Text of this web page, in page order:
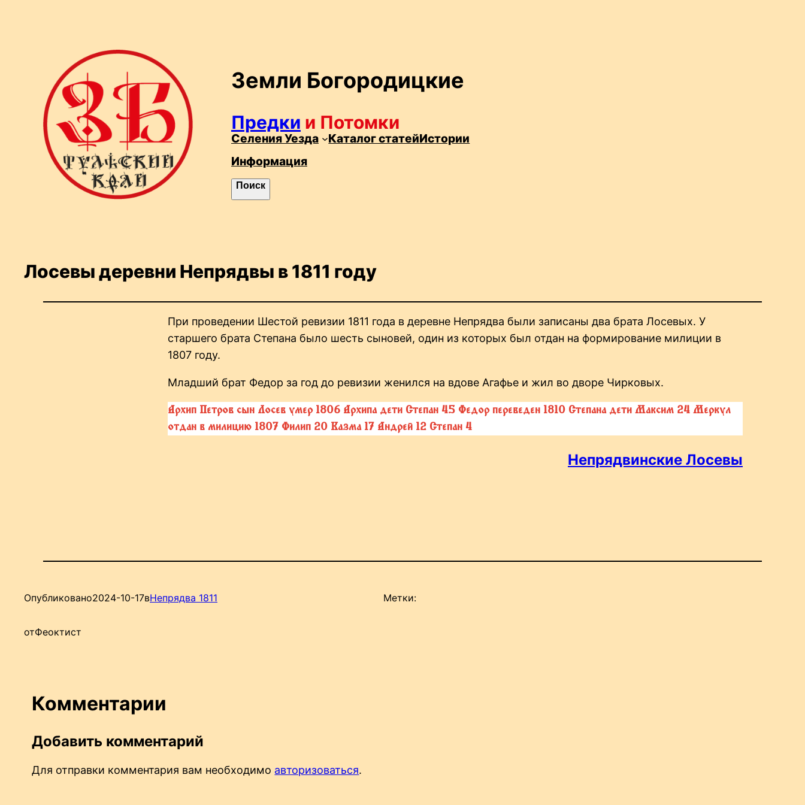
Земли Богородицкие
Предки и Потомки
Селения Уезда Каталог статейИстории
Информация
П
о
Поиск
Лосевы деревни Непрядвы в 1811 году
При проведении Шестой ревизии 1811 года в деревне Непрядва были записаны два брата Лосевых. У
старшего брата Степана было шесть сыновей, один из которых был отдан на формирование милиции в
1807 году.
Младший брат Федор за год до ревизии женился на вдове Агафье и жил во дворе Чирковых.
Архип Петров сын Лосев умер 1806 Архипа дети Степан 45 Федор переведен 1810 Степана дети Максим 24 Меркул
отдан в милицию 1807 Филип 20 Казма 17 Андрей 12 Степан 4
Непрядвинские Лосевы
Опубликовано2024-10-17вНепрядва 1811
отФеоктист
Метки:
Комментарии
Добавить комментарий
Для отправки комментария вам необходимо авторизоваться.